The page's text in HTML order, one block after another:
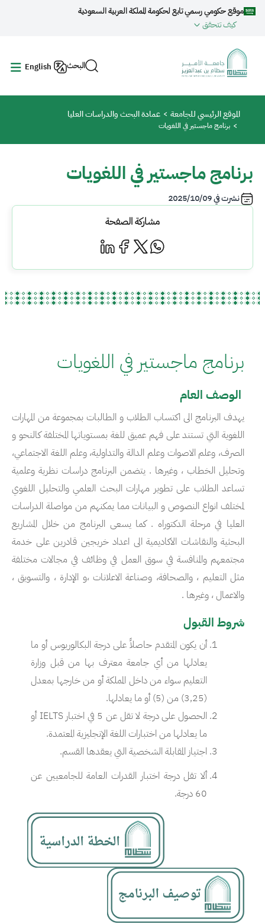
تجاوز إلى المحتوى الرئيسي
موقع حكومي رسمي تابع لحكومة المملكة العربية السعودية
كيف تتحقق
البحث English
مسار التنقل
الموقع الرئيسي للجامعة عمادة البحث والدراسات العليا
برنامج ماجستير في اللغويات
برنامج ماجستير في اللغويات
نشرت في2025/10/09
مشاركة الصفحة
برنامج ماجستير في اللغويات
الوصف العام
يهدف البرنامج الى اكتساب الطلاب و الطالبات بمجموعة من المهارات
اللغوية التي تستند على فهم عميق للغة بمستوياتها المختلفة كالنحو و
الصرف، وعلم الاصوات وعلم الدالة والتداولية، وعلم اللغة الاجتماعي،
وتحليل الخطاب ، وغيرها . يتضمن البرنامج دراسات نظرية وعلمية
تساعد الطلاب على تطوير مهارات البحث العلمي والتحليل اللغوي
لمختلف انواع النصوص و البيانات مما يمكنهم من مواصلة الدراسات
العليا في مرحلة الدكتوراه . كما يسعى البرنامج من خلال المشاريع
البحثية والنقاشات الاكاديمية الى اعداد خريجين قادرين على خدمة
مجتمعهم والمنافسة في سوق العمل في وظائف في مجالات مختلفة
مثل التعليم ، والصحافة، وصناعة الاعلانات ،و الإدارة ، والتسويق ،
والاعمال ، وغيرها .
شروط القبول
أن يكون المتقدم حاصلاً على درجة البكالوريوس أو ما
يعادلها من أي جامعة معترف بها من قبل وزارة
التعليم سواء من داخل المملكة أو من خارجها بمعدل
(3,25) من (5) أو ما يعادلها.
الحصول على درجة لا تقل عن 5 في اختبار IELTS أو
ما يعادلها من اختبارات اللغة الإنجليزية المعتمدة.
اجتياز المقابلة الشخصية التي يعقدها القسم.
ألا تقل درجة اختبار القدرات العامة للجامعيين عن
60 درجة.